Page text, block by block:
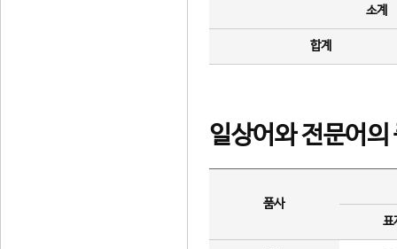
소계
합계
일상어와 전문어의
품사
표